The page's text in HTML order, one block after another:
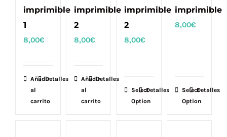
elegir
la
de
elegir
la
de
imprimible
1
8,00€
Añadir
al
carrito
Detalles
imprimible
2
8,00€
Añadir
al
carrito
Detalles
imprimible
2
8,00€
Select
Option
Detalles
imprimible
8,00€
Select
Option
Detalles